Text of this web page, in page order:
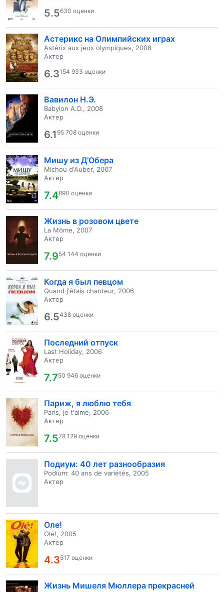
5.5630 оценки
Астерикс на Олимпийских играх
Astérix aux jeux olympiques, 2008
Актер
6.3154 933 оценки
Вавилон Н.Э.
Babylon A.D., 2008
Актер
6.195 708 оценки
Мишу из Д’Обера
Michou d'Auber, 2007
Актер
7.4890 оценки
Жизнь в розовом цвете
La Môme, 2007
Актер
7.954 144 оценки
Когда я был певцом
Quand j'étais chanteur, 2006
Актер
6.5438 оценки
Последний отпуск
Last Holiday, 2006
Актер
7.750 946 оценки
Париж, я люблю тебя
Paris, je t'aime, 2006
Актер
7.578 129 оценки
Подиум: 40 лет разнообразия
Podium: 40 ans de variétés, 2005
Актер
Оле!
Olé!, 2005
Актер
4.3517 оценки
Жизнь Мишеля Мюллера прекрасней